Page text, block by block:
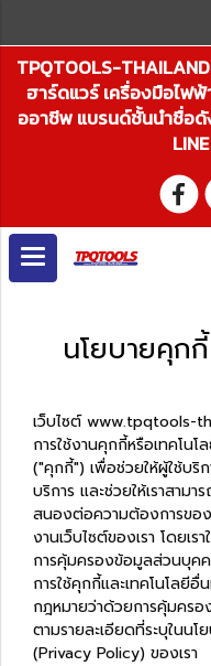
TPQTOOLS-
ฮาร์ดแวร์ เครื่องมือไฟ
ออาชีพ แบรนด์ชั้นนำชื่อดั
นโยบายคุก
เว็บไซต์ www.tpqtools-
การใช้งานคุกกี้หรือเทคโน
("คุกกี้") เพื่อช่วยให้ผู้ใช้บริ
บริการ และช่วยให้เราสา
สนองต่อความต้องการของ
งานเว็บไซต์ของเรา โดยเ
การคุ้มครองข้อมูลส่วนบุค
การใช้คุกกี้และเทคโนโล
กฎหมายว่าด้วยการคุ้มครอ
ตามรายละเอียดที่ระบุในน
(Privacy Policy) ของเรา